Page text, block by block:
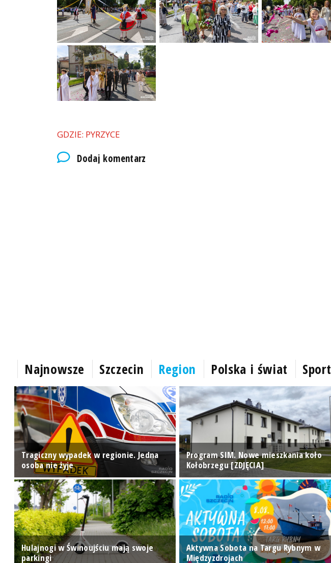
GDZIE: PYRZYCE
Dodaj komentarz
Najnowsze Szczecin Region Polska i świat Sport
Tragiczny wypadek w regionie. Jedna
osoba nie żyje
Program SIM. Nowe mieszkania koło
Kołobrzegu [ZDJĘCIA]
Hulajnogi w Świnoujściu mają swoje
parkingi
Aktywna Sobota na Targu Rybnym w
Międzyzdrojach